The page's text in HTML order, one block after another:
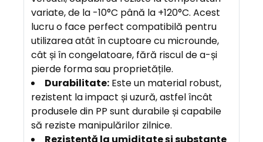
variate, de la -10°C până la +120°C. Acest
lucru o face perfect compatibilă pentru
utilizarea atât în cuptoare cu microunde,
cât și în congelatoare, fără riscul de a-și
pierde forma sau proprietățile.
Durabilitate: Este un material robust,
rezistent la impact și uzură, astfel încât
produsele din PP sunt durabile și capabile
să reziste manipulărilor zilnice.
Rezistență la umiditate și substanțe